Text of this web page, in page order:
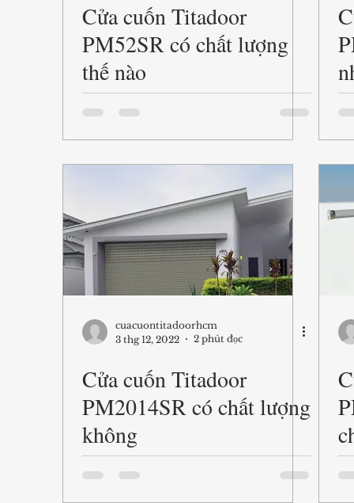
Cửa cuốn Titadoor
PM52SR có chất lượng
thế nào
cuacuontitadoorhcm
3 thg 12, 2022
2 phút đọc
Cửa cuốn Titadoor
PM2014SR có chất lượng
không